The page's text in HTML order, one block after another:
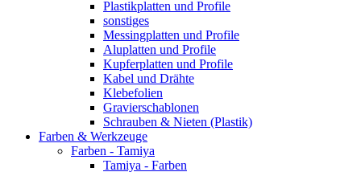
Plastikplatten und Profile
sonstiges
Messingplatten und Profile
Aluplatten und Profile
Kupferplatten und Profile
Kabel und Drähte
Klebefolien
Gravierschablonen
Schrauben & Nieten (Plastik)
Farben & Werkzeuge
Farben - Tamiya
Tamiya - Farben